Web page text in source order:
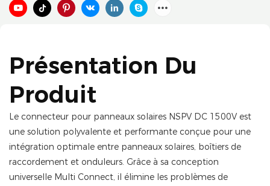
Présentation Du
Produit
Le connecteur pour panneaux solaires NSPV DC 1500V est
une solution polyvalente et performante conçue pour une
intégration optimale entre panneaux solaires, boîtiers de
raccordement et onduleurs. Grâce à sa conception
universelle Multi Connect, il élimine les problèmes de